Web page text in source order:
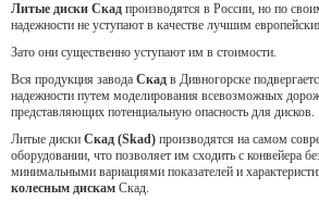
Литые диски Скад производятся в России, но по
надежности не уступают в качестве лучшим
Зато они существенно уступают им в стоимости.
Вся продукция завода Скад в Дивногорске
надежности путем моделирования всевозможных
представляющих потенциальную опасность для дисков.
Литые диски Скад (Skad) производятся на самом
оборудовании, что позволяет им сходить с конвейера
минимальными вариациями показателей и
колесным дискам Скад.